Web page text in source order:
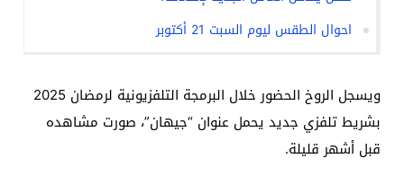
احوال الطقس ليوم السبت 21 أكتوبر
ويسجل الروخ الحضور خلال البرمجة التلفزيونية لرمضان 2025
بشريط تلفزي جديد يحمل عنوان “جيهان”، صورت مشاهده
قبل أشهر قليلة.